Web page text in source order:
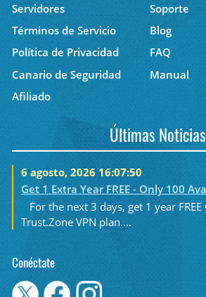
Servidores
Soporte
Términos de Servicio
Blog
Política de Privacidad
FAQ
Canario de Seguridad
Manual
Afiliado
Últimas Noticias
6 agosto, 2026 16:07:50
Get 1 Extra Year FREE - Only 100
For the next 3 days, get 1 year
Trust.Zone VPN plan....
Conéctate